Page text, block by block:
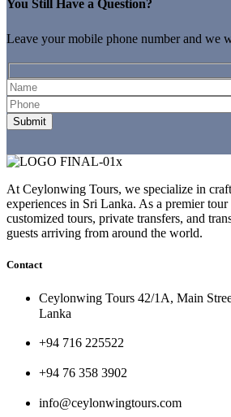
You Still Have a Question?
Leave your mobile phone number and we
At Ceylonwing Tours, we specialize in
experiences in Sri Lanka. As a premier
customized tours, private transfers, and
guests arriving from around the world.
Contact
Ceylonwing Tours 42/1A, Main
Lanka
+94 716 225522
+94 76 358 3902
info@ceylonwingtours.com